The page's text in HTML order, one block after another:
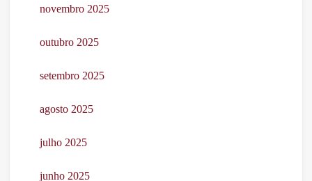
novembro 2025
outubro 2025
setembro 2025
agosto 2025
julho 2025
junho 2025